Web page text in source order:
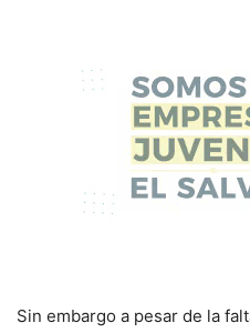
Sin embargo a pesar de la